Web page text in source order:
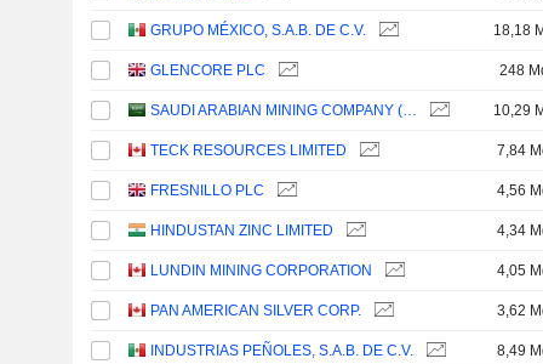
GRUPO MÉXICO, S.A.B. DE C.V. 18,18
GLENCORE PLC 248
SAUDI ARABIAN MINING COMPANY (MAADEN) 10,29
TECK RESOURCES LIMITED 7,84
FRESNILLO PLC 4,56
HINDUSTAN ZINC LIMITED 4,34
LUNDIN MINING CORPORATION 4,05
PAN AMERICAN SILVER CORP. 3,62
INDUSTRIAS PEÑOLES, S.A.B. DE C.V. 8,49